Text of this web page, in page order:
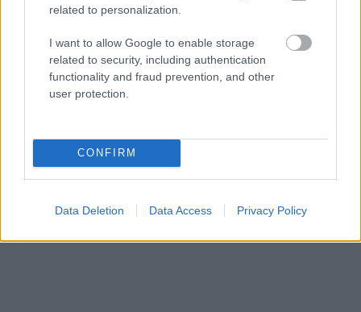
related to personalization.
I want to allow Google to enable storage
related to security, including authentication
functionality and fraud prevention, and other
user protection.
CONFIRM
Data Deletion Data Access Privacy Policy
#adrian greensmith